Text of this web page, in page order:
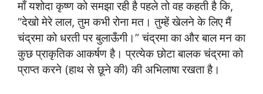
माँ यशोदा कृष्ण को समझा रही है पहले तो वह कहती है कि,
“देखो मेरे लाल, तुम कभी रोना मत। तुम्हें खेलने के लिए मैं
चंद्रमा को धरती पर बुलाऊँगी।” चंद्रमा का और बाल मन का
कुछ प्राकृतिक आकर्षण है। प्रत्येक छोटा बालक चंद्रमा को
प्राप्त करने (हाथ से छूने की) की अभिलाषा रखता है।